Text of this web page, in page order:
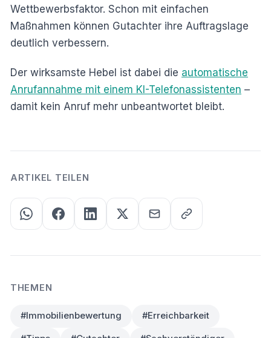
Wettbewerbsfaktor. Schon mit einfachen
Maßnahmen können Gutachter ihre Auftragslage
deutlich verbessern.
Der wirksamste Hebel ist dabei die automatische
Anrufannahme mit einem KI-Telefonassistenten –
damit kein Anruf mehr unbeantwortet bleibt.
ARTIKEL TEILEN
THEMEN
#Immobilienbewertung #Erreichbarkeit